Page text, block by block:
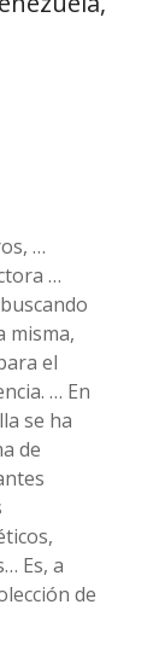
…
…
misma,
el
… En
se ha
de
Es, a
de